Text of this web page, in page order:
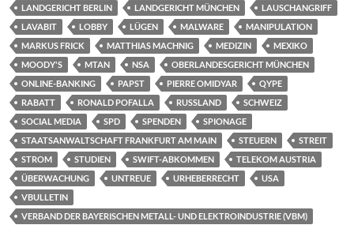
LANDGERICHT BERLIN
LANDGERICHT MÜNCHEN
LAUSCHANGRIFF
LAVABIT
LOBBY LÜGEN MALWARE
MANIPULATION
MARKUS FRICK
MATTHIAS MACHNIG MEDIZIN
MEXIKO
MOODY'S
MTAN NSA
OBERLANDESGERICHT MÜNCHEN
ONLINE-BANKING
PAPST PIERRE OMIDYAR
QYPE
RABATT
RONALD POFALLA RUSSLAND
SCHWEIZ
SOCIAL MEDIA
SPD SPENDEN
SPIONAGE
STAATSANWALTSCHAFT FRANKFURT AM MAIN
STEUERN
STREIT
STROM
STUDIEN SWIFT-ABKOMMEN
TELEKOM AUSTRIA
ÜBERWACHUNG
UNTREUE URHEBERRECHT
USA
VBULLETIN
VERBAND DER BAYERISCHEN METALL- UND ELEKTROINDUSTRIE (VBM)